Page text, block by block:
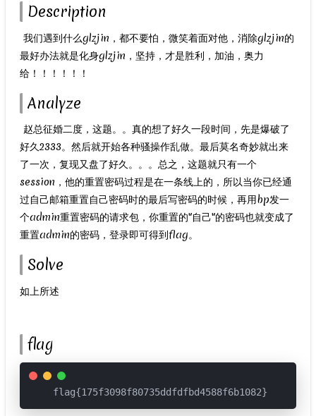
Description
​ 我们遇到什么glzjin，都不要怕，微笑着面对他，消除glzjin的
最好办法就是化身glzjin，坚持，才是胜利，加油，奥力
给！！！！！！
Analyze
​ 赵总征婚二度，这题。。真的想了好久一段时间，先是爆破了
好久2333。然后就开始各种骚操作乱做。最后莫名奇妙就出来
了一次，复现又盘了好久。。。总之，这题就只有一个
session，他的重置密码过程是在一条线上的，所以当你已经通
过自己邮箱重置自己密码时的最后写密码的时候，再用bp发一
个admin重置密码的请求包，你重置的"自己"的密码也就变成了
重置admin的密码，登录即可得到flag。
Solve
如上所述
flag
flag{175f3098f80735ddfdfbd4588f6b1082}